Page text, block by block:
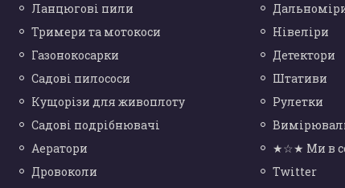
Ланцюгові пили
Тримери та мотокоси
Газонокосарки
Садові пилососи
Кущорізи для живоплоту
Садові подрібнювачі
Аератори
Дровоколи
Нівеліри
Детектори
Штативи
Рулетки
★☆★ Ми в
Twitter